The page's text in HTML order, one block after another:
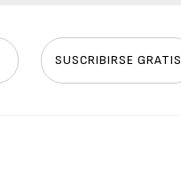
SUSCRIBIRSE GRATIS